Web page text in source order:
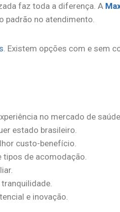
faz toda a diferença. A
padrão no atendimento.
. Existem opções com e sem
no mercado de saúde.
estado brasileiro.
custo-benefício.
de acomodação.
e inovação.